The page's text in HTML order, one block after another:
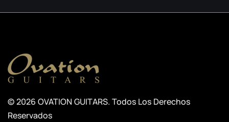
© 2026 OVATION GUITARS. Todos Los Derechos
Reservados